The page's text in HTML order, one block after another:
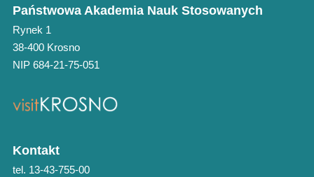
Państwowa Akademia Nauk Stosowanych
Rynek 1
38-400 Krosno
NIP 684-21-75-051
Kontakt
tel. 13-43-755-00